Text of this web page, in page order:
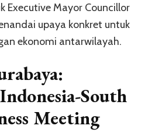
Executive Mayor Councillor
upaya konkret untuk
ekonomi antarwilayah.
South
Meeting